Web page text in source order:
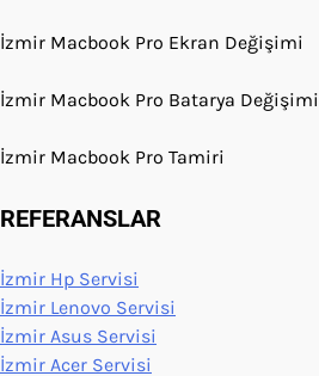
İzmir Macbook Pro Ekran Değişimi
İzmir Macbook Pro Batarya Değişimi
İzmir Macbook Pro Tamiri
REFERANSLAR
İzmir Hp Servisi
İzmir Lenovo Servisi
İzmir Asus Servisi
İzmir Acer Servisi